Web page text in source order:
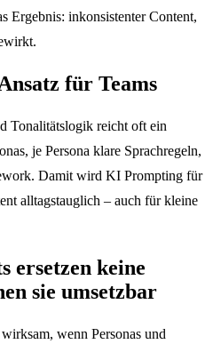
Ergebnis: inkonsistenter Content,
für Teams
Tonalitätslogik reicht oft ein
je Persona klare Sprachregeln,
Damit wird KI Prompting für
alltagstauglich – auch für kleine
ersetzen keine
sie umsetzbar
wenn Personas und